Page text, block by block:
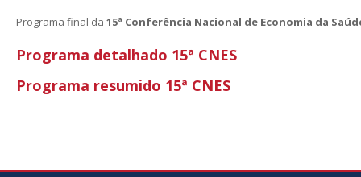
Programa final da 15ª Conferência Nacional de Economia da
Programa detalhado 15ª CNES
Programa resumido 15ª CNES